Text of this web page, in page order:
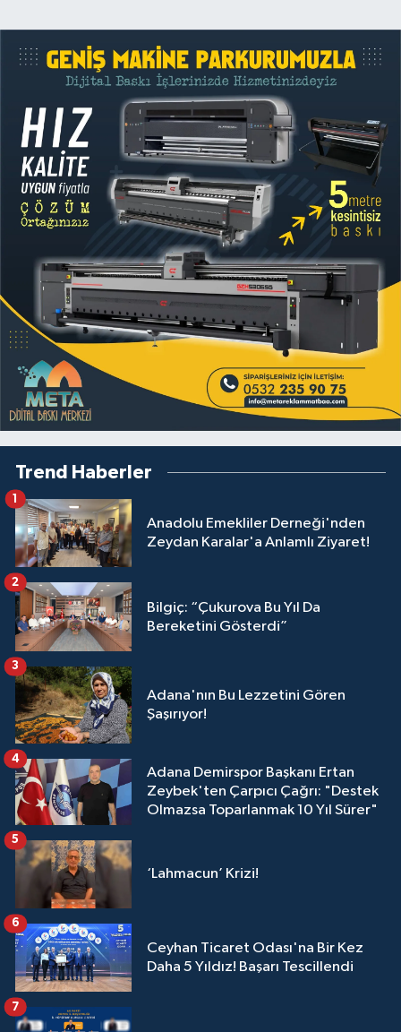
Trend Haberler
Anadolu Emekliler Derneği'nden
Zeydan Karalar'a Anlamlı Ziyaret!
1
Bilgiç: “Çukurova Bu Yıl Da
Bereketini Gösterdi”
2
Adana'nın Bu Lezzetini Gören
Şaşırıyor!
3
Adana Demirspor Başkanı Ertan
Zeybek'ten Çarpıcı Çağrı: "Destek
Olmazsa Toparlanmak 10 Yıl Sürer"
4
‘Lahmacun’ Krizi!
5
Ceyhan Ticaret Odası'na Bir Kez
Daha 5 Yıldız! Başarı Tescillendi
6
7